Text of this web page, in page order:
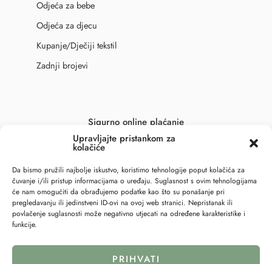
Upravljajte pristankom za
kolačiće
Da bismo pružili najbolje iskustvo, koristimo tehnologije poput kolačića za
čuvanje i/ili pristup informacijama o uređaju. Suglasnost s ovim tehnologijama
će nam omogućiti da obrađujemo podatke kao što su ponašanje pri
pregledavanju ili jedinstveni ID-ovi na ovoj web stranici. Nepristanak ili
povlačenje suglasnosti može negativno utjecati na određene karakteristike i
funkcije.
PRIHVATI
Odjeća za bebe
Odjeća za djecu
Kupanje/Dječiji tekstil
Zadnji brojevi
Sigurno online plaćanje